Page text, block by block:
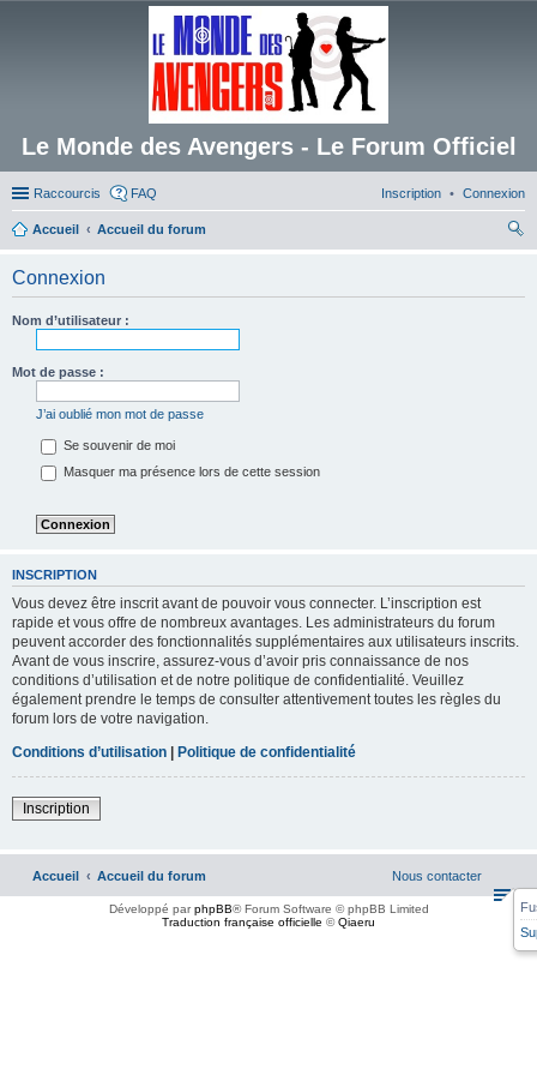
Le Monde des Avengers - Le Forum Officiel
Raccourcis FAQ Connexion
Inscription
Accueil
Accueil du forum
Connexion
Nom d’utilisateur :
Mot de passe :
J’ai oublié mon mot de passe
Se souvenir de moi
Masquer ma présence lors de cette session
INSCRIPTION
Vous devez être inscrit avant de pouvoir vous connecter. L’inscription est
rapide et vous offre de nombreux avantages. Les administrateurs du forum
peuvent accorder des fonctionnalités supplémentaires aux utilisateurs inscrits.
Avant de vous inscrire, assurez-vous d’avoir pris connaissance de nos
conditions d’utilisation et de notre politique de confidentialité. Veuillez
également prendre le temps de consulter attentivement toutes les règles du
forum lors de votre navigation.
Conditions d’utilisation | Politique de confidentialité
Inscription
Accueil Accueil du forum Nous contacter
Développé parphpBB® Forum Software © phpBB Limited
Traduction française officielle ©Qiaeru